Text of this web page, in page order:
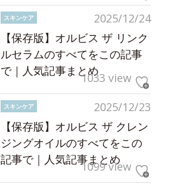
2025/12/24
スキンケア
【保存版】オルビス ザ リンク
ルセラムのすべてをこの記事
で｜人気記事まとめ1033 view
2025/12/23
スキンケア
【保存版】オルビス ザ クレン
ジングオイルのすべてをこの
記事で｜人気記事まとめ
1099 view